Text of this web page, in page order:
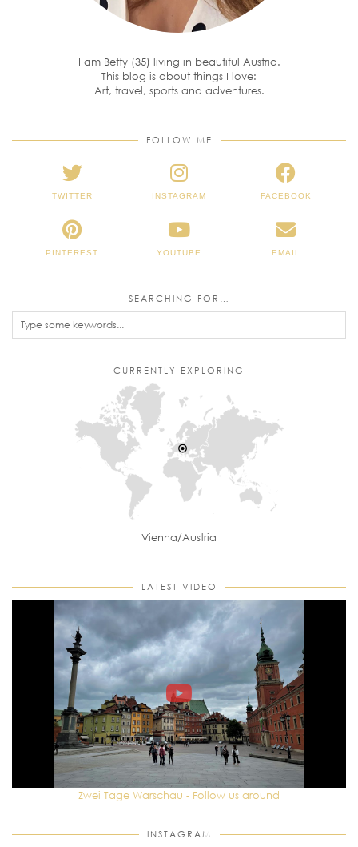
I am Betty (35) living in beautiful Austria.
This blog is about things I love:
Art, travel, sports and adventures.
FOLLOW ME
TWITTER INSTAGRAM FACEBOOK
PINTEREST YOUTUBE EMAIL
SEARCHING FOR…
CURRENTLY EXPLORING
Vienna/Austria
LATEST VIDEO
Zwei Tage Warschau - Follow us around
INSTAGRAM